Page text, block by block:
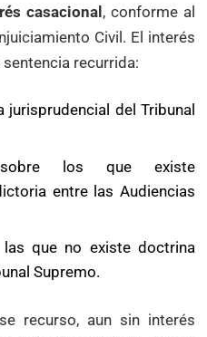
casacional , conforme al
Civil. El interés
recurrida:
del Tribunal
sobre los que existe
entre las Audiencias
que no existe doctrina
Supremo.
recurso, aun sin interés